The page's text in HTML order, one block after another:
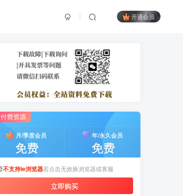
开通会员
付费资源
月/季度会员
免费
年/永久会员
免费
不支持ie浏览器若点击无效换浏览器或客服
立即购买